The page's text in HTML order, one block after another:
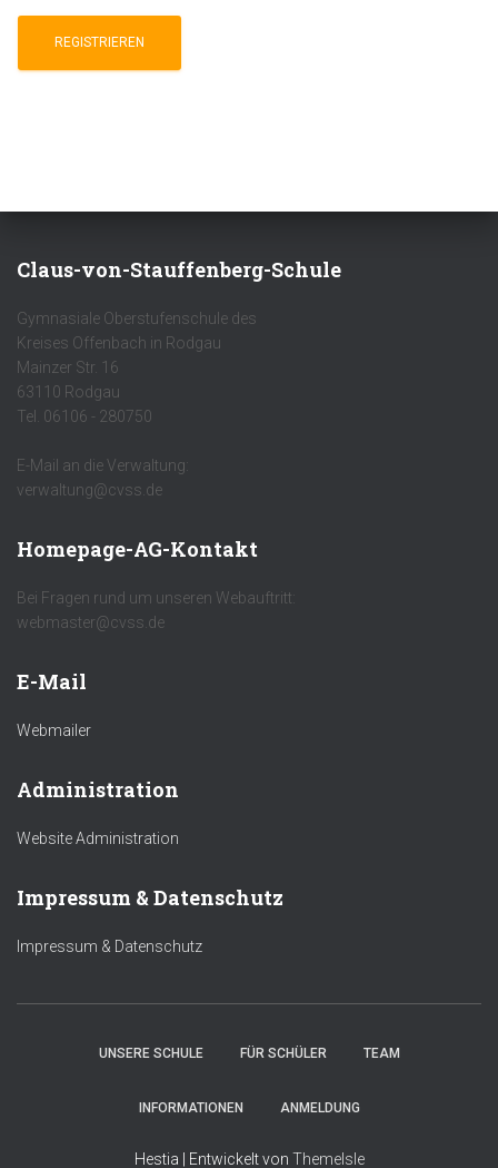
Claus-von-Stauffenberg-Schule
Gymnasiale Oberstufenschule des
Kreises Offenbach in Rodgau
Mainzer Str. 16
63110 Rodgau
Tel. 06106 - 280750
E-Mail an die Verwaltung:
verwaltung@cvss.de
Homepage-AG-Kontakt
Bei Fragen rund um unseren Webauftritt:
webmaster@cvss.de
E-Mail
Webmailer
Administration
Website Administration
Impressum & Datenschutz
Impressum & Datenschutz
UNSERE SCHULE FÜR SCHÜLER TEAM
INFORMATIONEN ANMELDUNG
Hestia | Entwickelt von ThemeIsle